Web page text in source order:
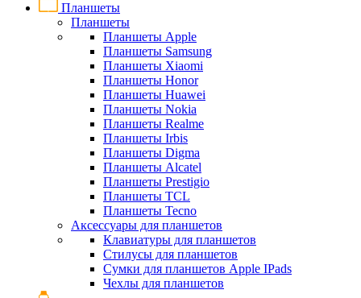
Планшеты
Планшеты
Планшеты Apple
Планшеты Samsung
Планшеты Xiaomi
Планшеты Honor
Планшеты Huawei
Планшеты Nokia
Планшеты Realme
Планшеты Irbis
Планшеты Digma
Планшеты Alcatel
Планшеты Prestigio
Планшеты TCL
Планшеты Tecno
Аксессуары для планшетов
Клавиатуры для планшетов
Стилусы для планшетов
Сумки для планшетов Apple IPads
Чехлы для планшетов